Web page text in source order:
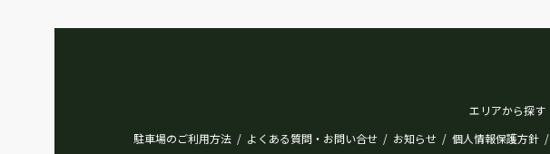
エリアから探す
駐車場のご利用方法 / よくある質問・お問い合せ / お知らせ / 個人情報保護方針 /